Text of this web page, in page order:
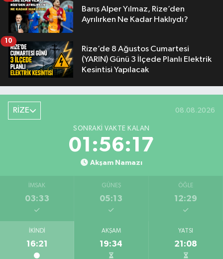
Barış Alper Yılmaz, Rize’den
Ayrılırken Ne Kadar Haklıydı?
Rize’de 8 Ağustos Cumartesi
(YARIN) Günü 3 İlçede Planlı Elektrik
Kesintisi Yapılacak
10
RİZE 08.08.2026
SONRAKI VAKTE KALAN
01:56:16
Akşam Namazı
İMSAK
03:33
GÜNEŞ
05:13
ÖĞLE
12:29
İKINDI
16:21
AKŞAM
19:34
YATSI
21:08